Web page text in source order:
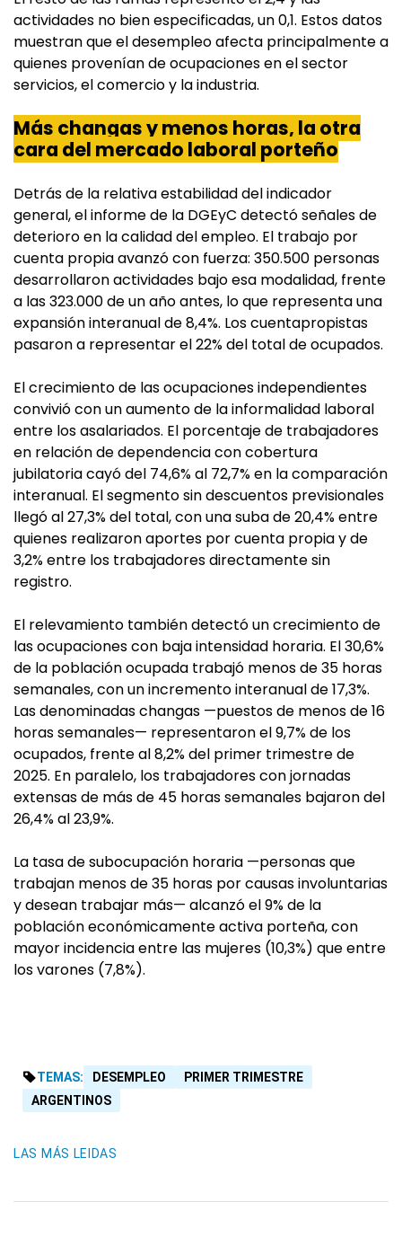
actividades no bien especificadas, un 0,1. Estos datos
muestran que el desempleo afecta principalmente a
quienes provenían de ocupaciones en el sector
servicios, el comercio y la industria.
Más changas y menos horas, la otra
cara del mercado laboral porteño
Detrás de la relativa estabilidad del indicador
general, el informe de la DGEyC detectó señales de
deterioro en la calidad del empleo. El trabajo por
cuenta propia avanzó con fuerza: 350.500 personas
desarrollaron actividades bajo esa modalidad, frente
a las 323.000 de un año antes, lo que representa una
expansión interanual de 8,4%. Los cuentapropistas
pasaron a representar el 22% del total de ocupados.
El crecimiento de las ocupaciones independientes
convivió con un aumento de la informalidad laboral
entre los asalariados. El porcentaje de trabajadores
en relación de dependencia con cobertura
jubilatoria cayó del 74,6% al 72,7% en la comparación
interanual. El segmento sin descuentos previsionales
llegó al 27,3% del total, con una suba de 20,4% entre
quienes realizaron aportes por cuenta propia y de
3,2% entre los trabajadores directamente sin
registro.
El relevamiento también detectó un crecimiento de
las ocupaciones con baja intensidad horaria. El 30,6%
de la población ocupada trabajó menos de 35 horas
semanales, con un incremento interanual de 17,3%.
Las denominadas changas —puestos de menos de 16
horas semanales— representaron el 9,7% de los
ocupados, frente al 8,2% del primer trimestre de
2025. En paralelo, los trabajadores con jornadas
extensas de más de 45 horas semanales bajaron del
26,4% al 23,9%.
La tasa de subocupación horaria —personas que
trabajan menos de 35 horas por causas involuntarias
y desean trabajar más— alcanzó el 9% de la
población económicamente activa porteña, con
mayor incidencia entre las mujeres (10,3%) que entre
los varones (7,8%).
TEMAS: DESEMPLEO
PRIMER TRIMESTRE
ARGENTINOS
LAS MÁS LEIDAS